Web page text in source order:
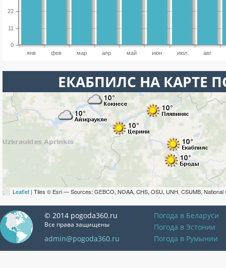
янв фев мар апр май июн июл авг
0
11
22
ЕКАБПИЛС НА КАРТЕ
Leaflet | Tiles © Esri — Sources: GEBCO, NOAA, CHS, OSU, UNH, CSUMB, National
© 2014 pogoda360.ru
Все права защищены
admin@pogoda360.ru
Погода в Беларуси
Погода в Эстонии
Погода в Румынии